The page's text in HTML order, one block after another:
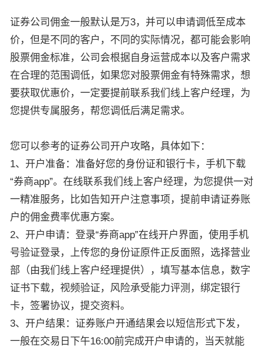
证券公司佣金一般默认是万3，并可以申请调低至成本
价，但是不同的客户，不同的实际情况，都可能会影响
股票佣金标准，公司会根据自身运营成本以及客户需求
在合理的范围调低，如果您对股票佣金有特殊需求，想
要获取优惠价，一定要提前联系我们线上客户经理，为
您提供专属服务，帮您调低后满足需求。
您可以参考的证券公司开户攻略，具体如下：
1、开户准备：准备好您的身份证和银行卡，手机下载
“券商app”。在线联系我们线上客户经理，为您提供一对
一精准服务，比如告知开户注意事项，提前申请证券账
户的佣金费率优惠方案。
2、开户申请：登录“券商app”在线开户界面，使用手机
号验证登录，上传您的身份证原件正反面照，选择营业
部（由我们线上客户经理提供），填写基本信息，数字
证书下载，视频验证，风险承受能力评测，绑定银行
卡，签署协议，提交资料。
3、开户结果：证券账户开通结果会以短信形式下发，
一般在交易日下午16:00前完成开户申请的，当天就能